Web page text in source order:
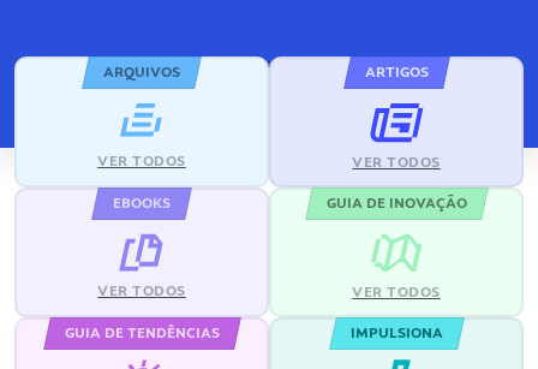
ARQUIVOS
VER TODOS
ARTIGOS
VER TODOS
EBOOKS
VER TODOS
GUIA DE INOVAÇÃO
VER TODOS
GUIA DE TENDÊNCIAS IMPULSIONA